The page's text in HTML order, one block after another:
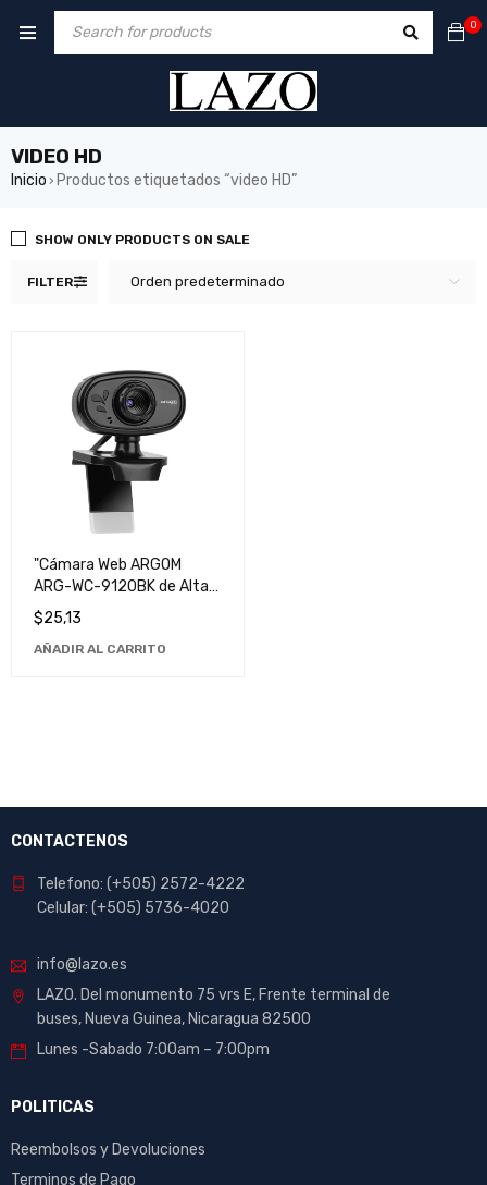
0
VIDEO HD
Inicio › Productos etiquetados “video HD”
FILTER Orden predeterminado
SHOW ONLY PRODUCTS ON SALE
"Cámara Web ARGOM
ARG-WC-9120BK de Alta
Definición para
Videoconferencias y
Streaming"
$25,13
AÑADIR AL CARRITO
CONTACTENOS
Telefono: (+505) 2572-4222
Celular: (+505) 5736-4020
info@lazo.es
LAZO. Del monumento 75 vrs E, Frente terminal de
buses, Nueva Guinea, Nicaragua 82500
Lunes -Sabado 7:00am – 7:00pm
POLITICAS
Reembolsos y Devoluciones
Terminos de Pago